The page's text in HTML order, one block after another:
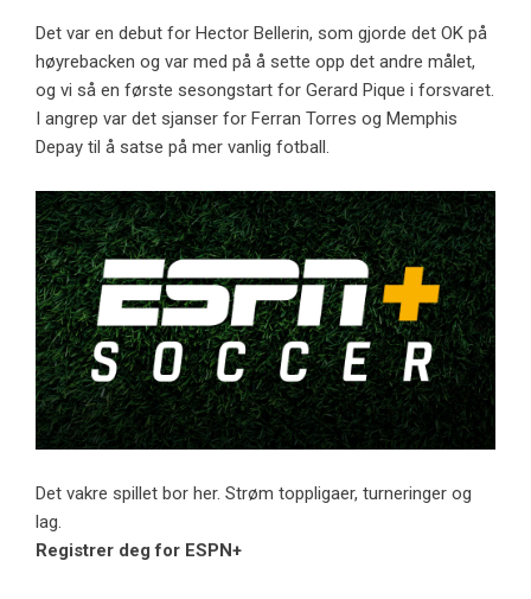
Det var en debut for Hector Bellerin, som gjorde det OK på
høyrebacken og var med på å sette opp det andre målet,
og vi så en første sesongstart for Gerard Pique i forsvaret.
I angrep var det sjanser for Ferran Torres og Memphis
Depay til å satse på mer vanlig fotball.
Det vakre spillet bor her. Strøm toppligaer, turneringer og
lag.
Registrer deg for ESPN+